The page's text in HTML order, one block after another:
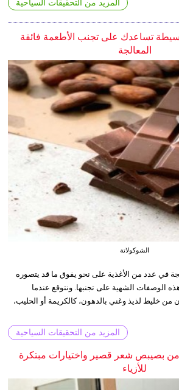
المزيد من التحقيقات السياحية
بسيطة تساعدك على تجنب الأطعمة فائقة
المعالجة
الشوكولاتة
في عدد من الأغذية على نحو يفوق ما قد يتصوره
الوصفات الشهية على تجنبها. ونتوقع عندما
من خليط لذيذ وغني بالدهون، كالكريمة أو الحليب،
المزيد من التحقيقات السياحية
بصيبص شعر قصير واختيارات مبتكرة
للأزياء